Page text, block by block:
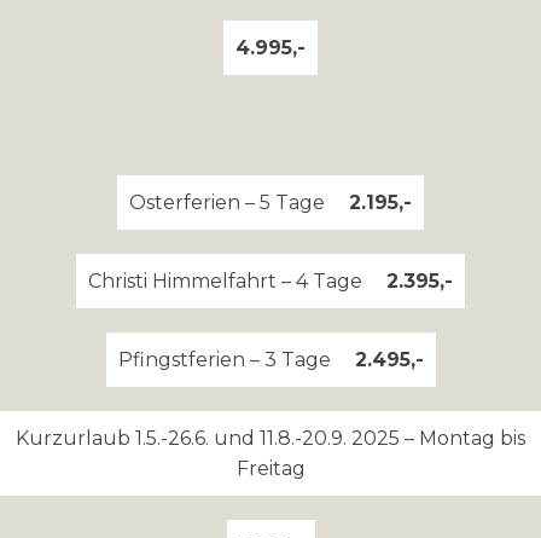
4.995,-
Osterferien – 5 Tage 2.195,-
Christi Himmelfahrt – 4 Tage 2.395,-
Pfingstferien – 3 Tage 2.495,-
Kurzurlaub 1.5.-26.6. und 11.8.-20.9. 2025 – Montag bis
Freitag